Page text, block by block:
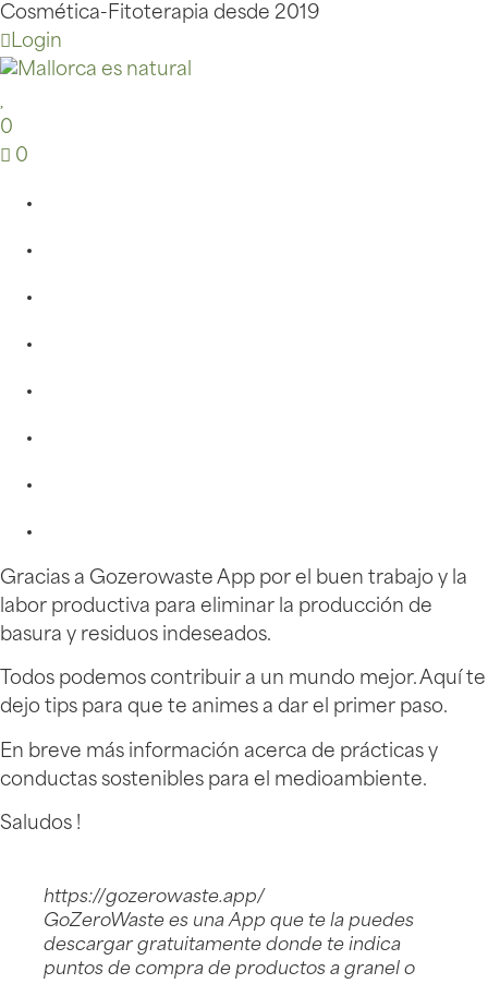
Cosmética-Fitoterapia desde 2019
Login
0
0
Gracias a Gozerowaste App por el buen trabajo y la
labor productiva para eliminar la producción de
basura y residuos indeseados.
Todos podemos contribuir a un mundo mejor. Aquí te
dejo tips para que te animes a dar el primer paso.
En breve más información acerca de prácticas y
conductas sostenibles para el medioambiente.
Saludos !
https://gozerowaste.app/
GoZeroWaste es una App que te la puedes
descargar gratuitamente donde te indica
puntos de compra de productos a granel o